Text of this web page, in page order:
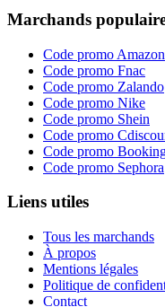
Marchands
Code promo Amazon
Code promo Fnac
Code promo Zalando
Code promo Nike
Code promo Shein
Code promo
Code promo
Code promo Sephora
Liens utiles
Tous les marchands
À propos
Mentions légales
Politique de
Contact